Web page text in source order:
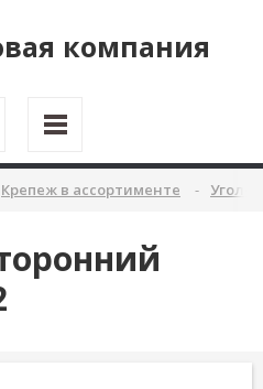
компания
Крепеж в ассортименте